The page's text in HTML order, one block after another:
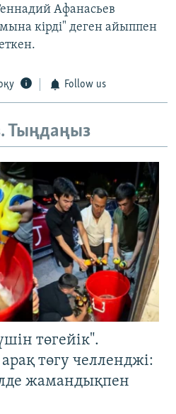
Афанасьев
кірді" деген айыппен
Follow us
Тыңдаңыз
төгейік".
төгу челленджі:
жамандықпен